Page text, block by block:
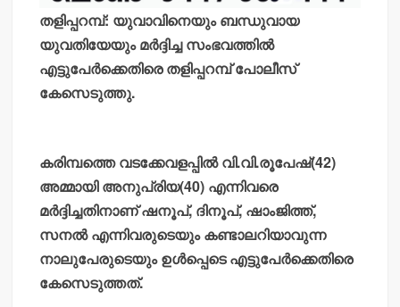
തളിപ്പറമ്പ്: യുവാവിനെയും ബന്ധുവായ
യുവതിയേയും മര്‍ദ്ദിച്ച സംഭവത്തില്‍
എട്ടുപേര്‍ക്കെതിരെ തളിപ്പറമ്പ് പോലീസ്
കേസെടുത്തു.
കരിമ്പത്തെ വടക്കേവളപ്പില്‍ വി.വി.രൂപേഷ്(42)
അമ്മായി അനുപ്രിയ(40) എന്നിവരെ
മര്‍ദ്ദിച്ചതിനാണ് ഷനൂപ്, ദിനൂപ്, ഷാംജിത്ത്,
സനല്‍ എന്നിവരുടെയും കണ്ടാലറിയാവുന്ന
നാലുപേരുടെയും ഉള്‍പ്പെടെ എട്ടുപേര്‍ക്കെതിരെ
കേസെടുത്തത്.